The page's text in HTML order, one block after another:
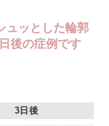
ュッとした輪郭
後の症例です
3日後